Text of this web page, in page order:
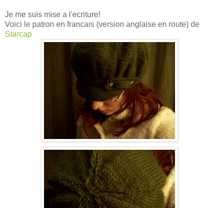
Je me suis mise a l'ecriture!
Voici le patron en francais (version anglaise en route) de
Starcap